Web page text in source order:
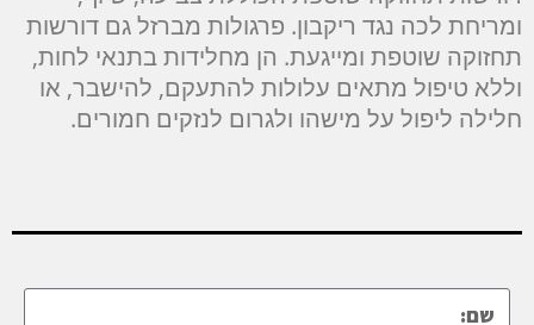
ומריחת לכה נגד ריקבון. פרגולות מברזל גם דורשות
תחזוקה שוטפת ומייגעת. הן מחלידות בתנאי לחות,
וללא טיפול מתאים עלולות להתעקם, להישבר, או
חלילה ליפול על מישהו ולגרום לנזקים חמורים.